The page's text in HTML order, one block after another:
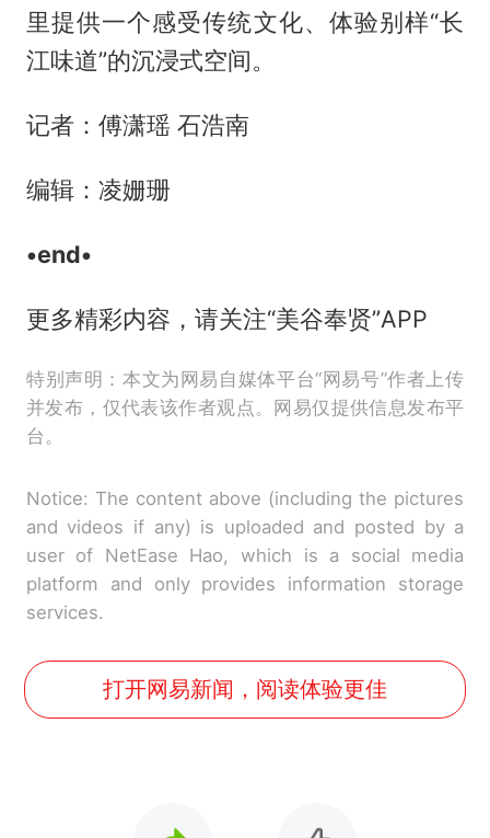
里提供一个感受传统文化、体验别样“长
江味道”的沉浸式空间。
记者：傅潇瑶 石浩南
编辑：凌姗珊
•end•
更多精彩内容，请关注“美谷奉贤”APP
特别声明：本文为网易自媒体平台“网易号”作者上传
并发布，仅代表该作者观点。网易仅提供信息发布平
台。
Notice: The content above (including the pictures
and videos if any) is uploaded and posted by a
user of NetEase Hao, which is a social media
platform and only provides information storage
services.
打开网易新闻，阅读体验更佳